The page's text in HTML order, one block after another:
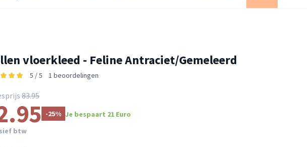
vloerkleed - Feline Antraciet/Gemeleerd
5 / 5 1 beoordelingen
83.95
-25% Je bespaart 21 Euro
btw